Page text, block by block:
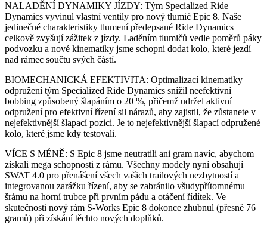
NALADĚNÍ DYNAMIKY JÍZDY: Tým Specialized Ride
Dynamics vyvinul vlastní ventily pro nový tlumič Epic 8. Naše
jedinečné charakteristiky tlumení předepsané Ride Dynamics
celkově zvyšují zážitek z jízdy. Laděním tlumičů vedle poměrů páky
podvozku a nové kinematiky jsme schopni dodat kolo, které jezdí
nad rámec součtu svých částí.
BIOMECHANICKÁ EFEKTIVITA: Optimalizací kinematiky
odpružení tým Specialized Ride Dynamics snížil neefektivní
bobbing způsobený šlapáním o 20 %, přičemž udržel aktivní
odpružení pro efektivní řízení sil nárazů, aby zajistil, že zůstanete v
nejefektivnější šlapací pozici. Je to nejefektivnější šlapací odpružené
kolo, které jsme kdy testovali.
VÍCE S MÉNĚ: S Epic 8 jsme neutratili ani gram navíc, abychom
získali mega schopnosti z rámu. Všechny modely nyní obsahují
SWAT 4.0 pro přenášení všech vašich trailových nezbytností a
integrovanou zarážku řízení, aby se zabránilo všudypřítomnému
šrámu na horní trubce při prvním pádu a otáčení řídítek. Ve
skutečnosti nový rám S-Works Epic 8 dokonce zhubnul (přesně 76
gramů) při získání těchto nových doplňků.